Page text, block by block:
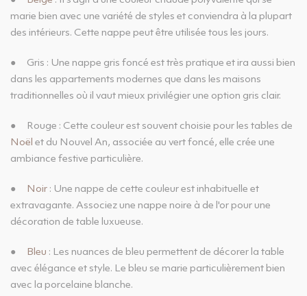
marie bien avec une variété de styles et conviendra à la plupart
des intérieurs. Cette nappe peut être utilisée tous les jours.
●
Gris : Une nappe gris foncé est très pratique et ira aussi bien
dans les appartements modernes que dans les maisons
traditionnelles où il vaut mieux privilégier une option gris clair.
●
Rouge : Cette couleur est souvent choisie pour les tables de
Noël et du Nouvel An, associée au vert foncé, elle crée une
ambiance festive particulière.
● Noir : Une nappe de cette couleur est inhabituelle et
extravagante. Associez une nappe noire à de l'or pour une
décoration de table luxueuse.
● Bleu : Les nuances de bleu permettent de décorer la table
avec élégance et style. Le bleu se marie particulièrement bien
avec la porcelaine blanche.